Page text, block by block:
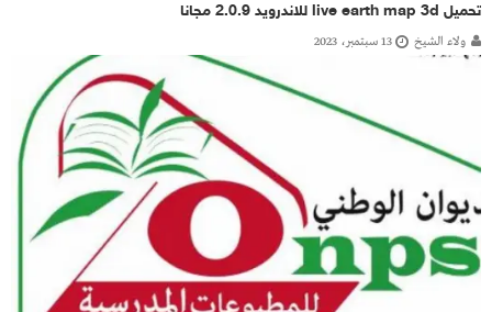
تحميل live earth map 3d للاندرويد 2.0.9 مجانا
ولاء الشيخ 13 سبتمبر، 2023